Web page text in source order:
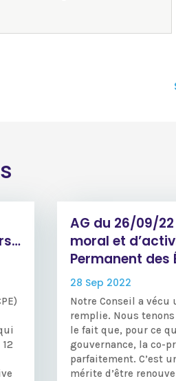
AG du 26/09/
moral et
Permanent des
28 Sep 2022
Notre Conseil a vécu
remplie. Nous
le fait que, pour ce
gouvernance, la co-
parfaitement. C’est
mérite d’être